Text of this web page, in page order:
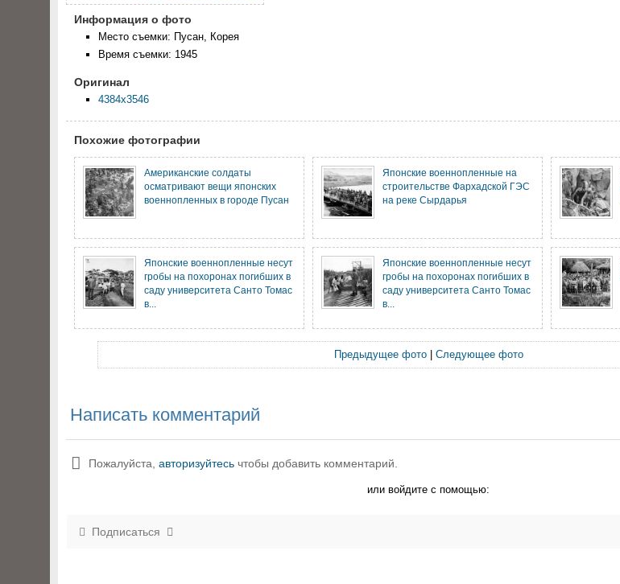
Информация о фото
Место съемки: Пусан, Корея
Время съемки: 1945
Оригинал
4384x3546
Похожие фотографии
Американские солдаты
осматривают вещи японских
военнопленных в городе Пусан
Японские военнопленные на
строительстве Фархадской ГЭС
на реке Сырдарья
Японские военнопленные несут
гробы на похоронах погибших в
саду университета Санто Томас
в...
Японские военнопленные несут
гробы на похоронах погибших в
саду университета Санто Томас
в...
Предыдущее фото| Следующее фото
Написать комментарий
Пожалуйста, авторизуйтесь чтобы добавить комментарий.
или войдите с помощью:
Подписаться